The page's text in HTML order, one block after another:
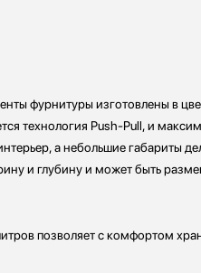
фурнитуры изготовлены в
технология Push-Pull, и
а небольшие габариты
и глубину и может быть
позволяет с комфортом